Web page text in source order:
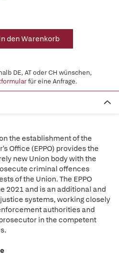
den Warenkorb
DE, AT oder CH wünschen,
für eine Anfrage.
the establishment of the
Office (EPPO) provides the
new Union body with the
criminal offences
of the Union. The EPPO
2021 and is an additional and
systems, working closely
authorities and
in the competent